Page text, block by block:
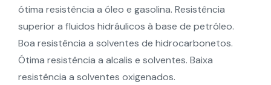
ótima resistência a óleo e gasolina. Resistência
superior a fluidos hidráulicos à base de petróleo.
Boa resistência a solventes de hidrocarbonetos.
Ótima resistência a alcalis e solventes. Baixa
resistência a solventes oxigenados.